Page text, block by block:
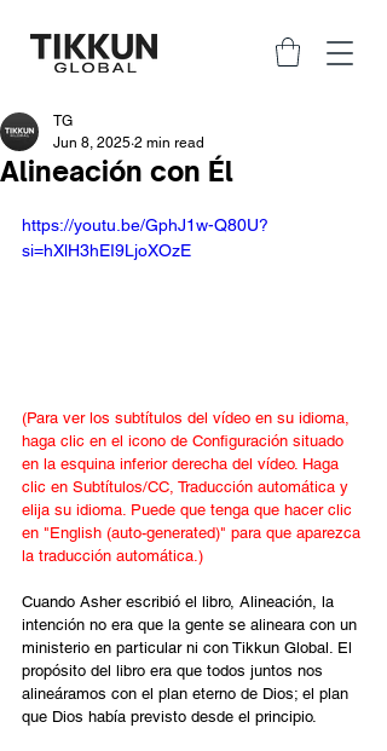
Alineación con Él
TG
Jun 8, 2025 2 min read
https://youtu.be/GphJ1w-Q80U?
si=hXlH3hEI9LjoXOzE
(Para ver los subtítulos del vídeo en su idioma,
haga clic en el icono de Configuración situado
en la esquina inferior derecha del vídeo. Haga
clic en Subtítulos/CC, Traducción automática y
elija su idioma. Puede que tenga que hacer clic
en "English (auto-generated)" para que aparezca
la traducción automática.)
Cuando Asher escribió el libro, Alineación, la
intención no era que la gente se alineara con un
ministerio en particular ni con Tikkun Global. El
propósito del libro era que todos juntos nos
alineáramos con el plan eterno de Dios; el plan
que Dios había previsto desde el principio.